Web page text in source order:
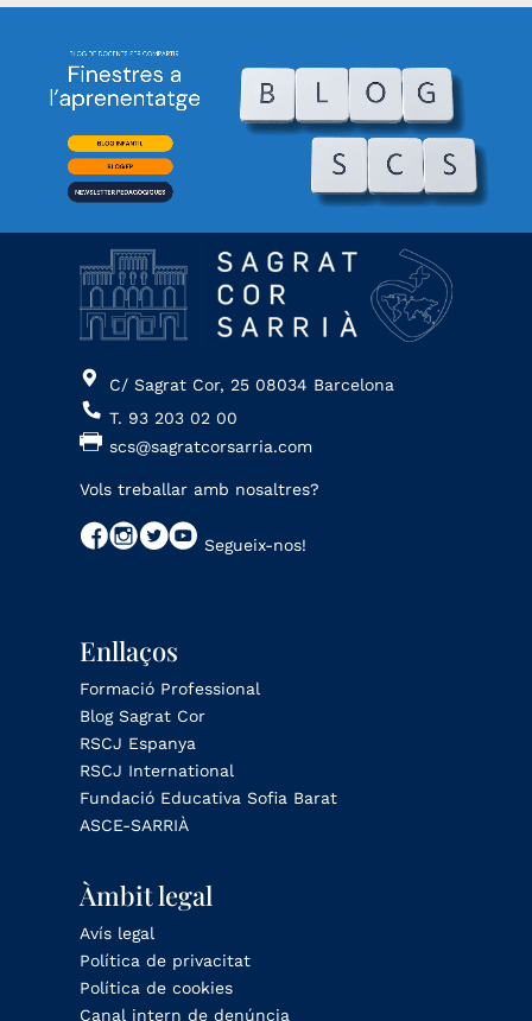
C/ Sagrat Cor, 25 08034 Barcelona
T. 93 203 02 00
scs@sagratcorsarria.com
Vols treballar amb nosaltres?
Segueix-nos!
Enllaços
Formació Professional
Blog Sagrat Cor
RSCJ Espanya
RSCJ International
Fundació Educativa Sofia Barat
ASCE-SARRIÀ
Àmbit legal
Avís legal
Política de privacitat
Política de cookies
Canal intern de denúncia